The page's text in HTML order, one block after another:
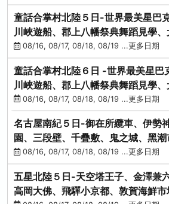
童話合掌村北陸５日-世界最美星巴
川峽遊船、郡上八幡祭典舞蹈見學
松葉蟹、金箔冰淇淋
08/16, 08/17, 08/18, 08/19 ...更多日期
童話合掌村北陸６日 -世界最美星巴
川峽遊船、郡上八幡祭典舞蹈見學
松葉蟹、金箔冰淇淋
08/16, 08/17, 08/18, 08/19 ...更多日期
名古屋南紀５日-御在所纜車、伊勢
園、三段壁、千疊敷、鬼之城、黑
勢龍蝦溫泉
08/16, 08/17, 08/18, 08/19 ...更多日期
五星北陸５日-天空塔王子、金澤兼
高岡大佛、飛驒小京都、敦賀海鮮市